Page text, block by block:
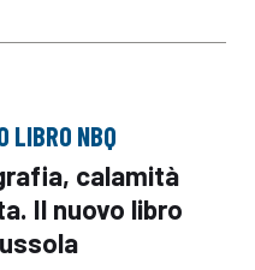
LIBRO NBQ
calamità
Il nuovo libro